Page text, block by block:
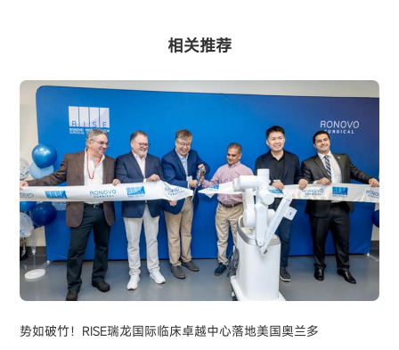
相关推荐
势如破竹！RISE瑞龙国际临床卓越中心落地美国奥兰多